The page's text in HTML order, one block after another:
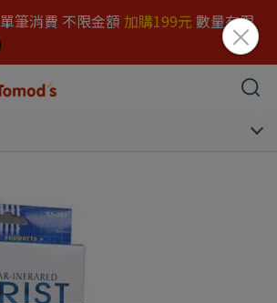
單筆消費 不限金額 加購199元 數量有限